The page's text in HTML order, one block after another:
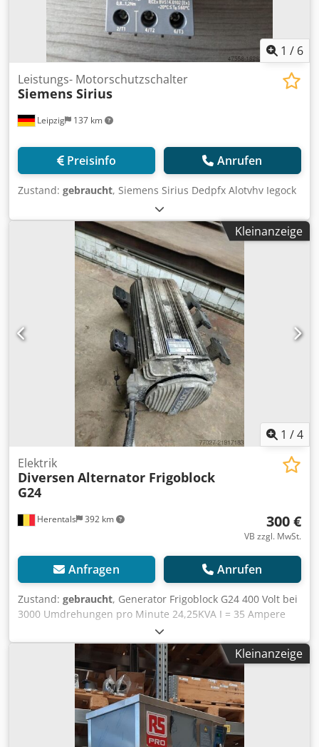
1 / 6
Leipzig 137 km
Leistungs- Motorschutzschalter
Siemens Sirius
Preisinfo Anrufen
Zustand: gebraucht, Siemens Sirius Dedpfx Alotvhv Iegock
Kleinanzeige
1 /4
Herentals 392 km
Elektrik
Diversen Alternator Frigoblock
G24
300 €
VB zzgl. MwSt.
Anfragen Anrufen
Zustand: gebraucht, Generator Frigoblock G24 400 Volt bei
3000 Umdrehungen pro Minute 24,25KVA I = 35 Ampere
Cevoman bvba. Dsdpfx Aoy R Nt Ujlgsck Lenskensdijk 5
2200 Herentals Belgien
Kleinanzeige